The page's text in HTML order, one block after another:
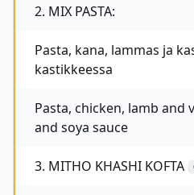
2. MIX PASTA:
Pasta, kana, lammas ja
kastikkeessa
Pasta, chicken, lamb and
and soya sauce
3. MITHO KHASHI KOFTA